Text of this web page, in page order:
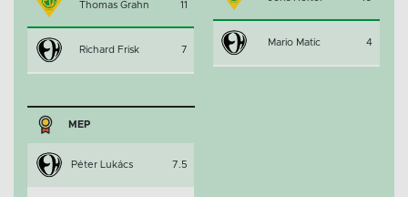
Thomas Grahn 11
Richard Frisk 7
Mario Matic 4
MEP
Péter Lukács 7.5